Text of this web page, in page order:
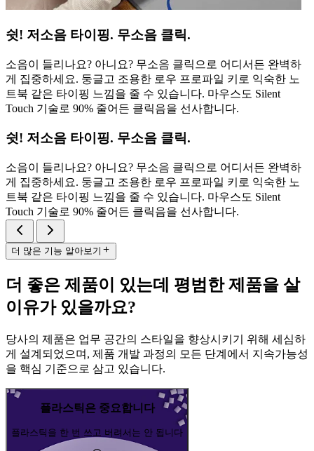
쉿! 저소음 타이핑. 무소음 클릭.
소음이 들리나요? 아니요? 무소음 클릭으로 어디서든 완벽하
게 집중하세요. 둥글고 조용한 로우 프로파일 키로 익숙한 노
트북 같은 타이핑 느낌을 줄 수 있습니다. 마우스도 Silent
Touch 기술로 90% 줄어든 클릭음을 선사합니다.
쉿! 저소음 타이핑. 무소음 클릭.
소음이 들리나요? 아니요? 무소음 클릭으로 어디서든 완벽하
게 집중하세요. 둥글고 조용한 로우 프로파일 키로 익숙한 노
트북 같은 타이핑 느낌을 줄 수 있습니다. 마우스도 Silent
Touch 기술로 90% 줄어든 클릭음을 선사합니다.
더 많은 기능 알아보기
더 좋은 제품이 있는데 평범한 제품을 살
이유가 있을까요?
당사의 제품은 업무 공간의 스타일을 향상시키기 위해 세심하
게 설계되었으며, 제품 개발 과정의 모든 단계에서 지속가능성
을 핵심 기준으로 삼고 있습니다.
플라스틱은 중요합니다
플라스틱을 한 번 쓰고 버려서는 안 됩니다